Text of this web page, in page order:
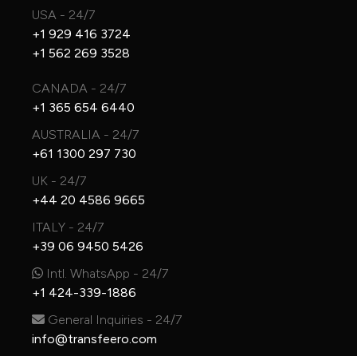
USA - 24/7
+1 929 416 3724
+1 562 269 3528
CANADA - 24/7
+1 365 654 6440
AUSTRALIA - 24/7
+61 1300 297 730
UK - 24/7
+44 20 4586 9665
ITALY - 24/7
+39 06 9450 5426
Intl. WhatsApp - 24/7
+1 424-339-1886
General Inquiries - 24/7
info@transfeero.com